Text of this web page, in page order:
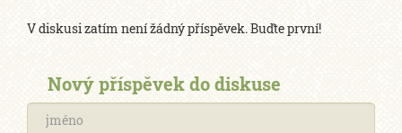
V diskusi zatím není žádný příspěvek. Buďte první!
Nový příspěvek do diskuse